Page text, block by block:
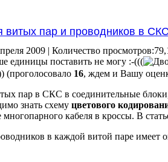
витых пар и проводников в СКС
2009 | Количество
(проголосовало 16, ждем и Вашу
пар в СКС в соединительные
знать схему цветового
кабеля в кроссы. В
в каждой витой паре